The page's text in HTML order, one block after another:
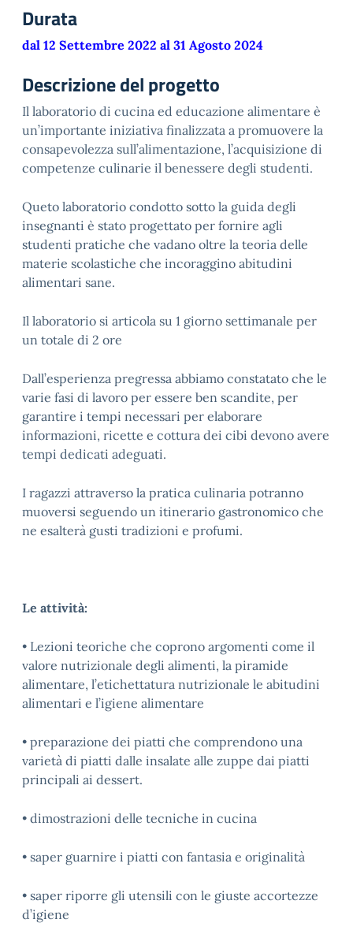
Durata
dal 12 Settembre 2022 al 31 Agosto 2024
Descrizione del progetto
Il laboratorio di cucina ed educazione alimentare è
un’importante iniziativa finalizzata a promuovere la
consapevolezza sull’alimentazione, l’acquisizione di
competenze culinarie il benessere degli studenti.
Queto laboratorio condotto sotto la guida degli
insegnanti è stato progettato per fornire agli
studenti pratiche che vadano oltre la teoria delle
materie scolastiche che incoraggino abitudini
alimentari sane.
Il laboratorio si articola su 1 giorno settimanale per
un totale di 2 ore
Dall’esperienza pregressa abbiamo constatato che le
varie fasi di lavoro per essere ben scandite, per
garantire i tempi necessari per elaborare
informazioni, ricette e cottura dei cibi devono avere
tempi dedicati adeguati.
I ragazzi attraverso la pratica culinaria potranno
muoversi seguendo un itinerario gastronomico che
ne esalterà gusti tradizioni e profumi.
Le attività:
• Lezioni teoriche che coprono argomenti come il
valore nutrizionale degli alimenti, la piramide
alimentare, l’etichettatura nutrizionale le abitudini
alimentari e l’igiene alimentare
• preparazione dei piatti che comprendono una
varietà di piatti dalle insalate alle zuppe dai piatti
principali ai dessert.
• dimostrazioni delle tecniche in cucina
• saper guarnire i piatti con fantasia e originalità
• saper riporre gli utensili con le giuste accortezze
d’igiene